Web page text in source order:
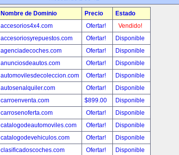
Nombre de Dominio Precio
Estado
accesorios4x4.com
Ofertar!
Vendido!
accesoriosyrepuestos.com
Ofertar!
Disponible
agenciadecoches.com
Ofertar!
Disponible
anunciosdeautos.com
Ofertar!
Disponible
automovilesdecoleccion.com
Ofertar!
Disponible
autosenalquiler.com
Ofertar!
Disponible
carroenventa.com
$899.00
Disponible
carrosenoferta.com
Ofertar!
Disponible
catalogodeautomoviles.com
Ofertar!
Disponible
catalogodevehiculos.com
Ofertar!
Disponible
clasificadoscoches.com
Ofertar!
Disponible